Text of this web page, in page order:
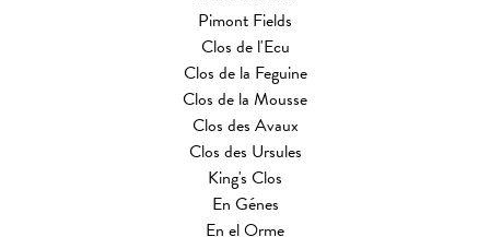
Pimont Fields
Clos de l'Ecu
Clos de la Feguine
Clos de la Mousse
Clos des Avaux
Clos des Ursules
King's Clos
En Génes
En el Orme